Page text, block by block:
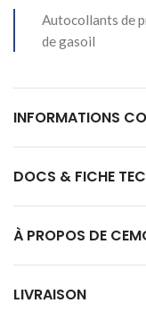
Autocollants de
de gasoil
INFORMATIONS
DOCS & FICHE
À PROPOS DE
LIVRAISON